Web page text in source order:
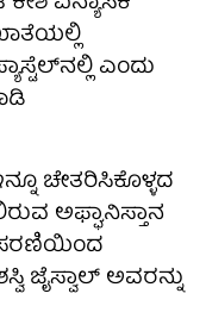
ಎಂದು
ಚೇತರಿಸಿಕೊಳ್ಳದ
ಅಫ್ಘಾನಿಸ್ತಾನ
ಸರಣಿಯಿಂದ
ಜೈಸ್ವಾಲ್ ಅವರನ್ನು